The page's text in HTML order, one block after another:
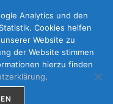
Online Termin-Buchung
Menü
Analytics und den
Cookies helfen
Website zu
der Website stimmen
hierzu finden
.